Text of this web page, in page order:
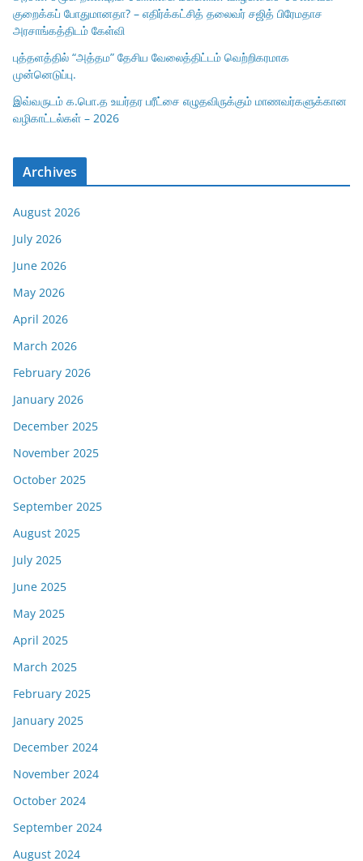
குறைக்கப் போதுமானதா? – எதிர்க்கட்சித் தலைவர் சஜித் பிரேமதாச
அரசாங்கத்திடம் கேள்வி
புத்தளத்தில் “அத்தம” தேசிய வேலைத்திட்டம் வெற்றிகரமாக
முன்னெடுப்பு.
இவ்வருடம் க.பொ.த உயர்தர பரீட்சை எழுதவிருக்கும் மாணவர்களுக்கான
வழிகாட்டல்கள் – 2026
Archives
August 2026
July 2026
June 2026
May 2026
April 2026
March 2026
February 2026
January 2026
December 2025
November 2025
October 2025
September 2025
August 2025
July 2025
June 2025
May 2025
April 2025
March 2025
February 2025
January 2025
December 2024
November 2024
October 2024
September 2024
August 2024